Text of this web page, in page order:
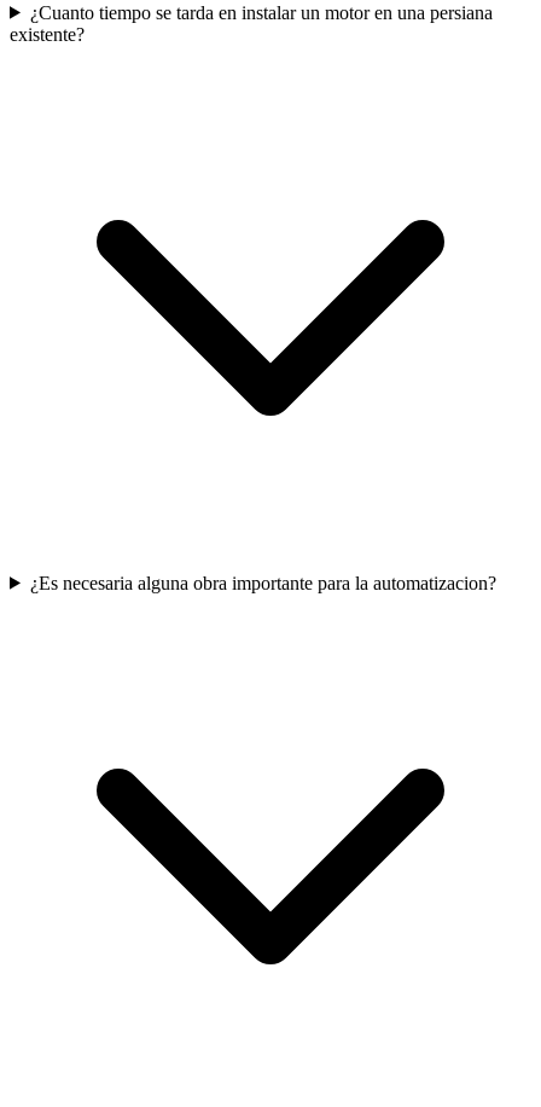
¿Cuanto tiempo se tarda en instalar un motor en una persiana
existente?
¿Es necesaria alguna obra importante para la automatizacion?